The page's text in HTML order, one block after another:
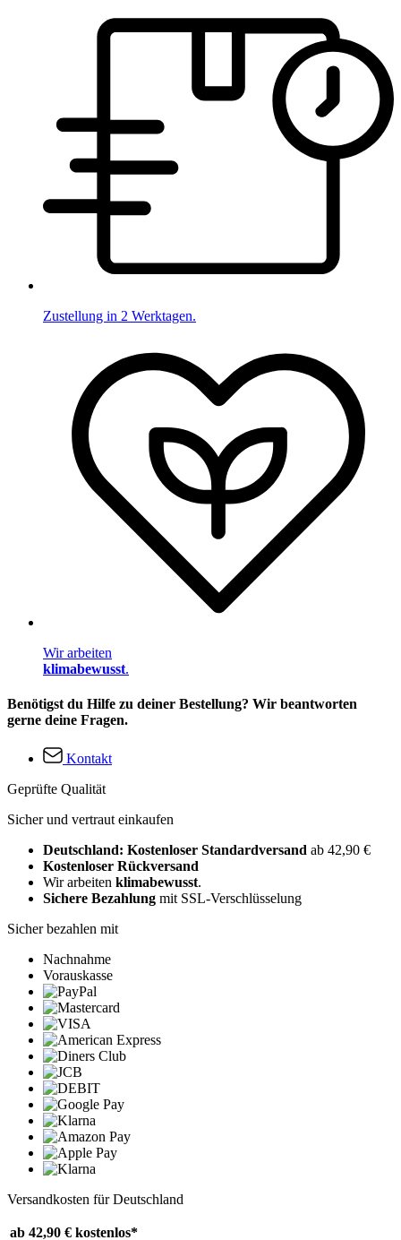
Zustellung in 2 Werktagen.
Wir arbeiten
klimabewusst.
Benötigst du Hilfe zu deiner Bestellung? Wir beantworten
gerne deine Fragen.
Kontakt
Geprüfte Qualität
Sicher und vertraut einkaufen
Deutschland: Kostenloser Standardversand ab 42,90 €
Kostenloser Rückversand
Wir arbeiten klimabewusst.
Sichere Bezahlung mit SSL-Verschlüsselung
Sicher bezahlen mit
Nachnahme
Vorauskasse
Versandkosten für Deutschland
ab 42,90 € kostenlos*